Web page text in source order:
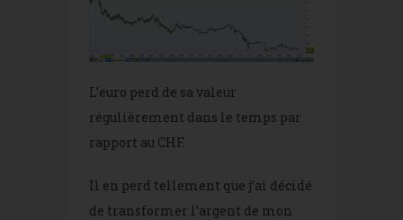
L’euro perd de sa valeur
régulièrement dans le temps par
rapport au CHF.
Il en perd tellement que j’ai décidé
de transformer l’argent de mon